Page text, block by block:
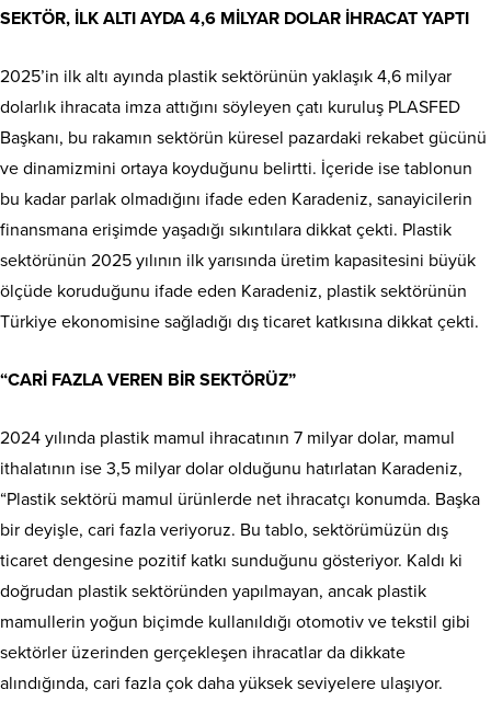
SEKTÖR, İLK ALTI AYDA 4,6 MİLYAR DOLAR İHRACAT YAPTI
2025’in ilk altı ayında plastik sektörünün yaklaşık 4,6 milyar
dolarlık ihracata imza attığını söyleyen çatı kuruluş PLASFED
Başkanı, bu rakamın sektörün küresel pazardaki rekabet gücünü
ve dinamizmini ortaya koyduğunu belirtti. İçeride ise tablonun
bu kadar parlak olmadığını ifade eden Karadeniz, sanayicilerin
finansmana erişimde yaşadığı sıkıntılara dikkat çekti. Plastik
sektörünün 2025 yılının ilk yarısında üretim kapasitesini büyük
ölçüde koruduğunu ifade eden Karadeniz, plastik sektörünün
Türkiye ekonomisine sağladığı dış ticaret katkısına dikkat çekti.
“CARİ FAZLA VEREN BİR SEKTÖRÜZ”
2024 yılında plastik mamul ihracatının 7 milyar dolar, mamul
ithalatının ise 3,5 milyar dolar olduğunu hatırlatan Karadeniz,
“Plastik sektörü mamul ürünlerde net ihracatçı konumda. Başka
bir deyişle, cari fazla veriyoruz. Bu tablo, sektörümüzün dış
ticaret dengesine pozitif katkı sunduğunu gösteriyor. Kaldı ki
doğrudan plastik sektöründen yapılmayan, ancak plastik
mamullerin yoğun biçimde kullanıldığı otomotiv ve tekstil gibi
sektörler üzerinden gerçekleşen ihracatlar da dikkate
alındığında, cari fazla çok daha yüksek seviyelere ulaşıyor.